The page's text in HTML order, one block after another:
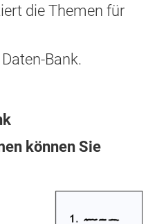
die Themen für
Bank.
können Sie